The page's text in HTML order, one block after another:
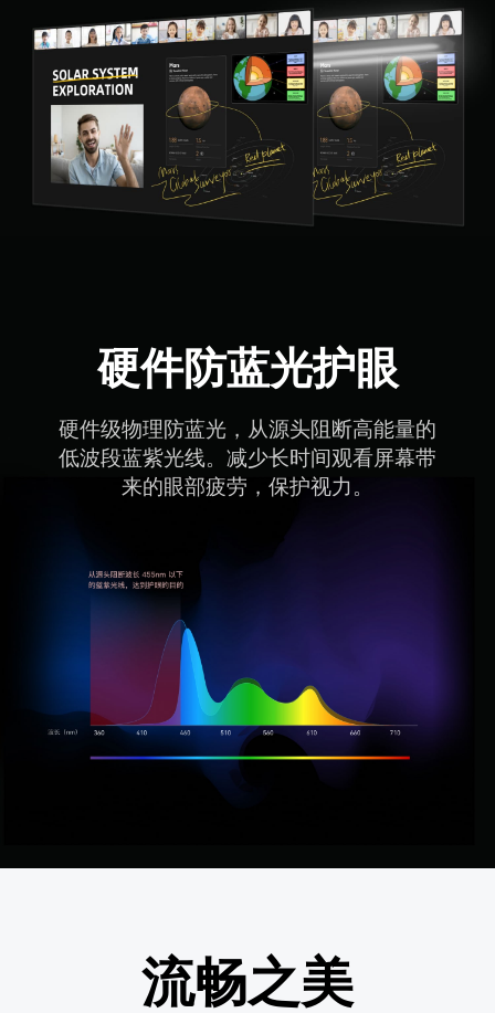
硬件防蓝光护眼
硬件级物理防蓝光，从源头阻断高能量的
低波段蓝紫光线。减少长时间观看屏幕带
来的眼部疲劳，保护视力。
流畅之美